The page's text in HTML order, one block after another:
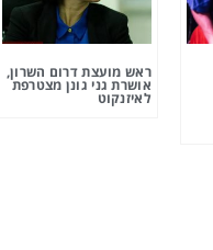
ראש מועצת דרום השרון,
אושרת גני גונן מצטרפת
לאיזנקוט